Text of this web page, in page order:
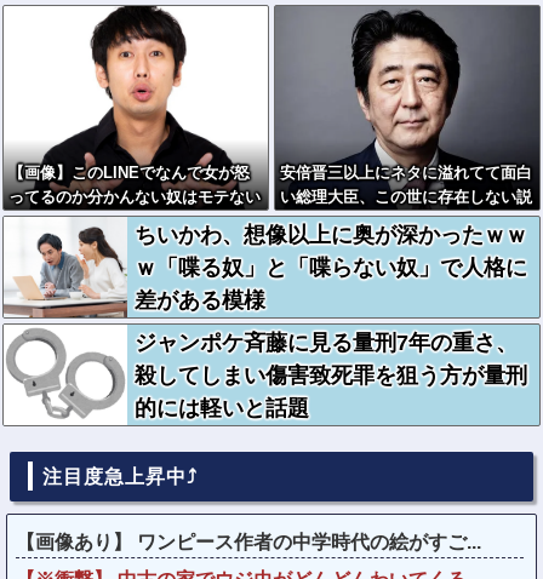
【画像】このLINEでなんで女が怒
ってるのか分かんない奴はモテない
奴確定らしい←お前らは勿論わかる
よな？？？？？？？
安倍晋三以上にネタに溢れてて面白
い総理大臣、この世に存在しない説
wwwwwww
ちいかわ、想像以上に奥が深かったｗｗ
ｗ「喋る奴」と「喋らない奴」で人格に
差がある模様
ジャンポケ斉藤に見る量刑7年の重さ、
殺してしまい傷害致死罪を狙う方が量刑
的には軽いと話題
注目度急上昇中⤴
【画像あり】 ワンピース作者の中学時代の絵がすご...